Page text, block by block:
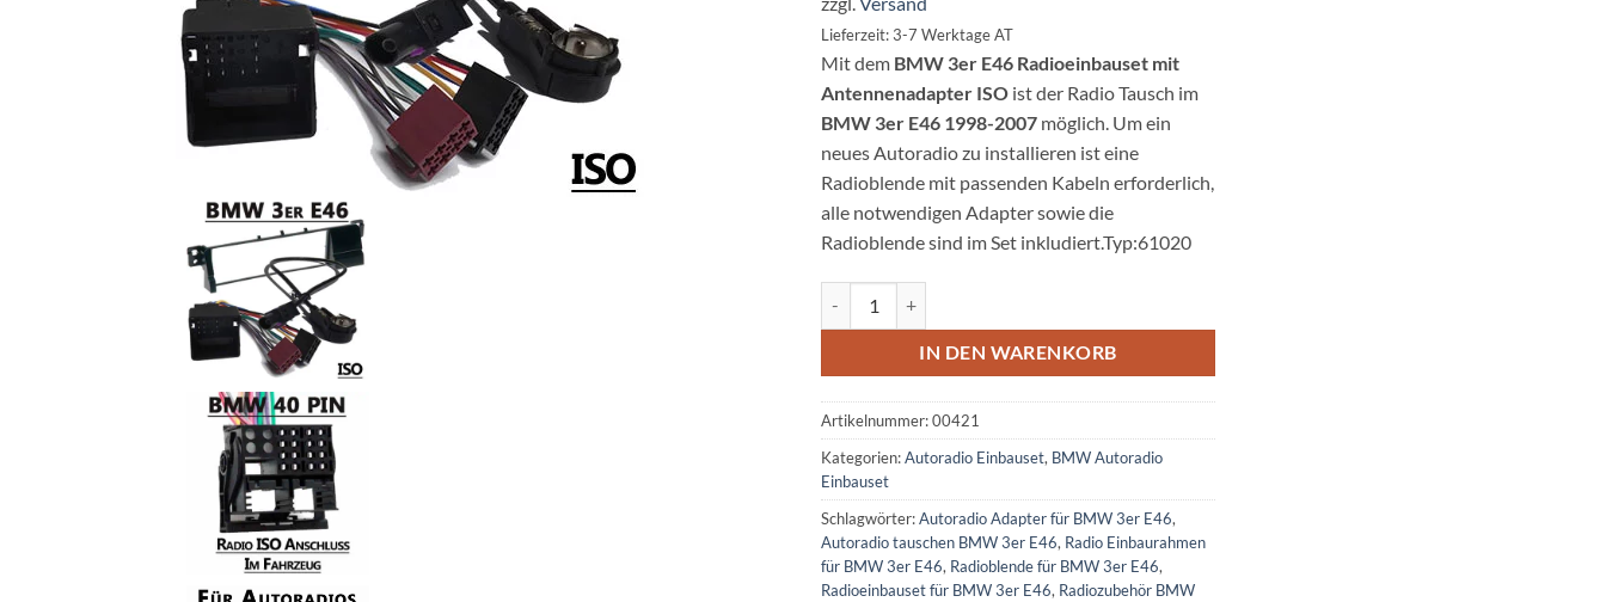
Lieferzeit: 3-7 Werktage AT
Mit dem BMW 3er E46 Radioeinbauset mit
Antennenadapter ISO ist der Radio Tausch im
BMW 3er E46 1998-2007 möglich. Um ein
neues Autoradio zu installieren ist eine
Radioblende mit passenden Kabeln erforderlich,
alle notwendigen Adapter sowie die
Radioblende sind im Set inkludiert.Typ:61020
IN DEN WARENKORB
Artikelnummer:00421
Kategorien:Autoradio Einbauset, BMW Autoradio
Einbauset
Schlagwörter:Autoradio Adapter für BMW 3er E46,
Autoradio tauschen BMW 3er E46, Radio Einbaurahmen
für BMW 3er E46, Radioblende für BMW 3er E46,
Radioeinbauset für BMW 3er E46, Radiozubehör BMW